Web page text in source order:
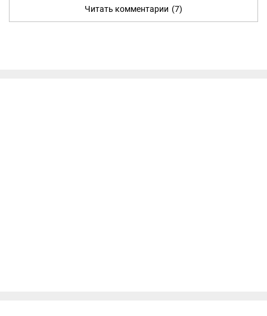
Читать комментарии (7)